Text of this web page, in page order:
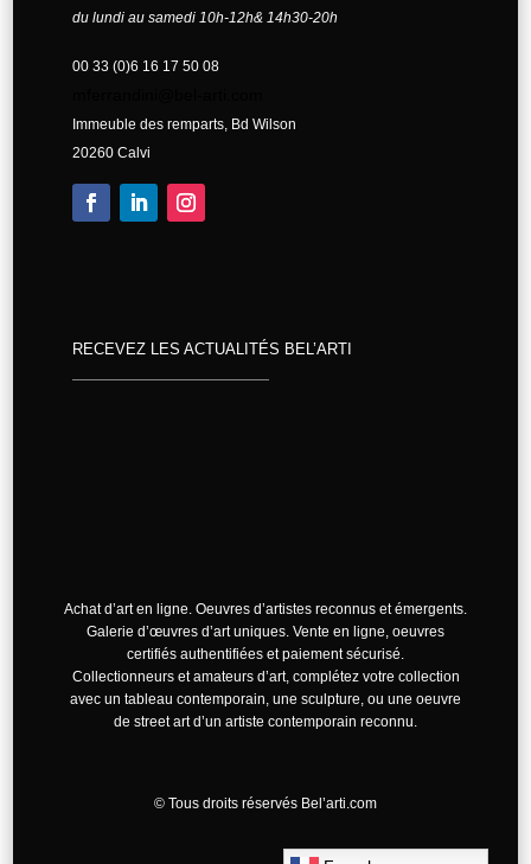
du lundi au samedi 10h-12h& 14h30-20h
00 33 (0)6 16 17 50 08
Immeuble des remparts, Bd Wilson
20260 Calvi
RECEVEZ LES ACTUALITÉS BEL’ARTI
Achat d’art en ligne. Oeuvres d’artistes reconnus et émergents.
Galerie d’œuvres d’art uniques. Vente en ligne, oeuvres
certifiés authentifiées et paiement sécurisé.
Collectionneurs et amateurs d’art, complétez votre collection
avec un tableau contemporain, une sculpture, ou une oeuvre
de street art d’un artiste contemporain reconnu.
© Tous droits réservés Bel’arti.com